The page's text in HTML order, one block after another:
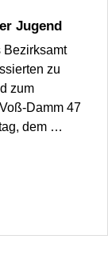
Jugend
Bezirksamt
zu
zum
Damm 47
dem …